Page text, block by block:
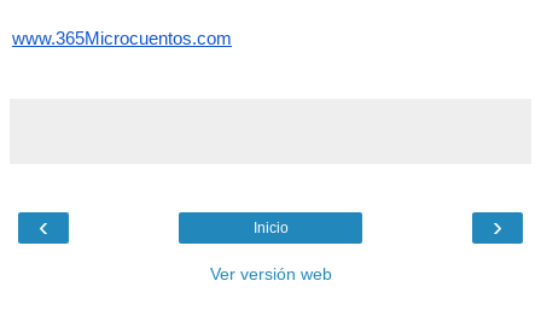
www.365Microcuentos.com
‹ ›
Inicio
Ver versión web